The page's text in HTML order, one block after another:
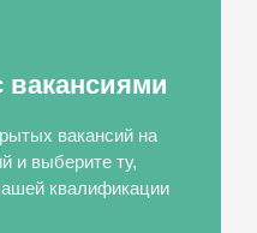
вакансиями
вакансий на
и выберите ту,
квалификации